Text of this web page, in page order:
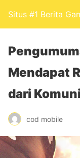
Situs #1 Berita
Mendapat
dari
cod mobile